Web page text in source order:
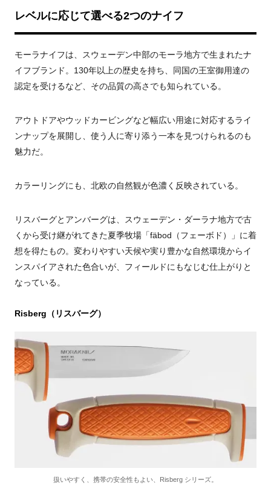
レベルに応じて選べる2つのナイフ
モーラナイフは、スウェーデン中部のモーラ地方で生まれたナ
イフブランド。130年以上の歴史を持ち、同国の王室御用達の
認定を受けるなど、その品質の高さでも知られている。
アウトドアやウッドカービングなど幅広い用途に対応するライ
ンナップを展開し、使う人に寄り添う一本を見つけられるのも
魅力だ。
カラーリングにも、北欧の自然観が色濃く反映されている。
リスバーグとアンバーグは、スウェーデン・ダーラナ地方で古
くから受け継がれてきた夏季牧場「fäbod（フェーボド）」に着
想を得たもの。変わりやすい天候や実り豊かな自然環境からイ
ンスパイアされた色合いが、フィールドにもなじむ仕上がりと
なっている。
Risberg（リスバーグ）
扱いやすく、携帯の安全性もよい、Risberg シリーズ。